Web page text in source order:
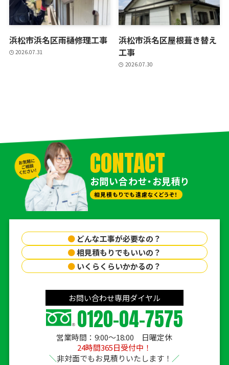
浜松市浜名区雨樋修理工事
2026.07.31
浜松市浜名区屋根葺き替え
工事
2026.07.30
CONTACT
お問い合わせ・お見積り
相見積もりでも遠慮なくどうぞ！
● どんな工事が必要なの？
●相見積もりでもいいの？
● いくらくらいかかるの？
お問い合わせ専用ダイヤル
0120-04-7575
営業時間：9:00〜18:00 日曜定休
24時間365日受付中！
非対面でもお見積りいたします！